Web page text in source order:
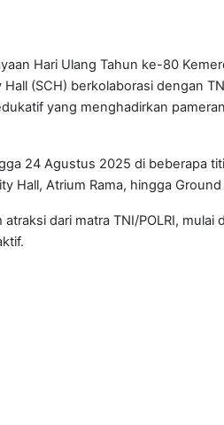
Hari Ulang Tahun ke-80
(SCH) berkolaborasi dengan
yang menghadirkan
24 Agustus 2025 di beberapa
Hall, Atrium Rama, hingga
dari matra TNI/POLRI,